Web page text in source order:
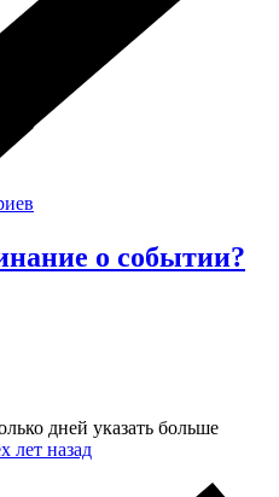
о событии?
дней указать больше
лет назад